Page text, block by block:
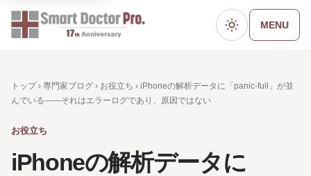
ダークモード
MENU
トップ › 専門家ブログ › お役立ち › iPhoneの解析データに「panic-full」が並
んでいる——それはエラーログであり、原因ではない
お役立ち
iPhoneの解析データに